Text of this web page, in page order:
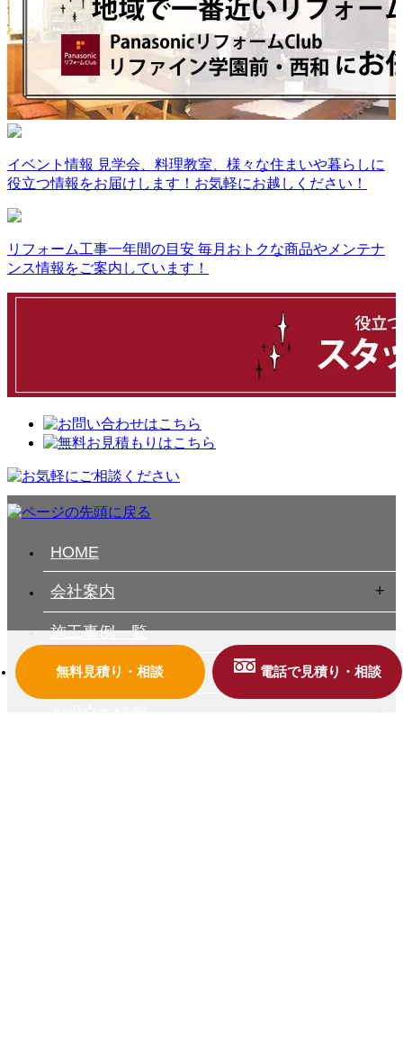
無料見積り・相談 電話で見積り・相談
イベント情報 見学会、料理教室、様々な住まいや暮らしに
役立つ情報をお届けします！お気軽にお越しください！
リフォーム工事一年間の目安 毎月おトクな商品やメンテナ
ンス情報をご案内しています！
HOME
会社案内
施工事例一覧
お客様の声一覧